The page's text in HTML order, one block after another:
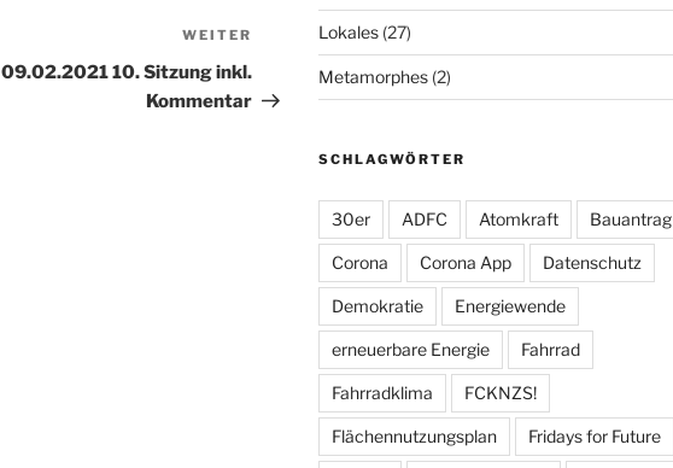
Nächster
Beitrag
WEITER
09.02.2021 10. Sitzung inkl.
Kommentar
Lokales(27)
Metamorphes(2)
SCHLAGWÖRTER
30er ADFC Atomkraft Bauantrag
Corona Corona App Datenschutz
Demokratie Energiewende
erneuerbare Energie Fahrrad
Fahrradklima FCKNZS!
Flächennutzungsplan Fridays for Future